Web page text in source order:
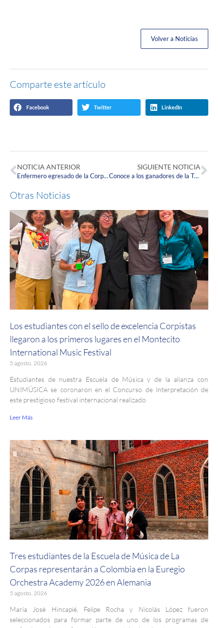
Volver a Noticias
Comparte este artículo
Facebook Twitter LinkedIn
NOTICIA ANTERIOR
Enfermero egresado de la Corpas obtuvo el segundo lugar en el Primer Concurso de Narrativas organizado por ACOEEN.
SIGUIENTE NOTICIA
Conoce a los ganadores de la Trivia Corpista ¡Gracias a todos por participar!
Otras Noticias
Los estudiantes con el sello de excelencia Corpistas
llegaron a los primeros lugares en el Montecito
International Music Festival
5 agosto, 2026
Estudiantes de nuestra Escuela de Música y de la alianza con
UNIMÚSICA se coronaron en el Concurso de Interpretación de
este prestigioso festival internacional realizado
Leer Más
Tres estudiantes de la Escuela de Música de La
Corpas representarán a Colombia en la Euregio
Orchestra Academy 2026 en Alemania
5 agosto, 2026
María José Hincapié, Felipe Rocha y Nicolás López fueron
seleccionados para formar parte de uno de los programas de